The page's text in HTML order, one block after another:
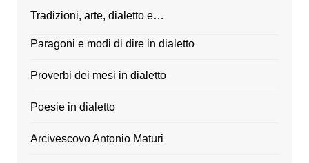
Tradizioni, arte, dialetto e…
Paragoni e modi di dire in dialetto
Proverbi dei mesi in dialetto
Poesie in dialetto
Arcivescovo Antonio Maturi